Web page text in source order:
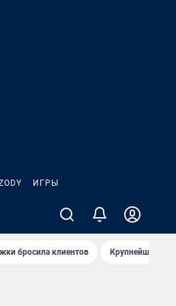
ИГРЫ
бросила клиентов Крупнейшие